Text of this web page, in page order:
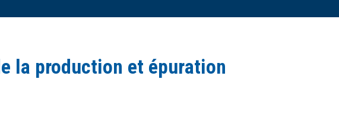
la production et épuration